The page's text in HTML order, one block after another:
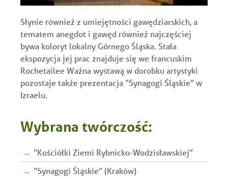
Słynie również z umiejętności gawędziarskich, a
tematem anegdot i gawęd również najczęściej
bywa koloryt lokalny Górnego Śląska. Stała
ekspozycja jej prac znajduje się we francuskim
Rochetailee Ważna wystawą w dorobku artystyki
pozostaje także prezentacja “Synagogi Śląskie” w
Izraelu.
Wybrana twórczość:
“Kościółki Ziemi Rybnicko-Wodzisławskiej”
“Synagogi Śląskie” (Kraków)